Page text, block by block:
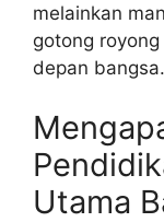
melainkan
gotong
depan bangsa.
Utama